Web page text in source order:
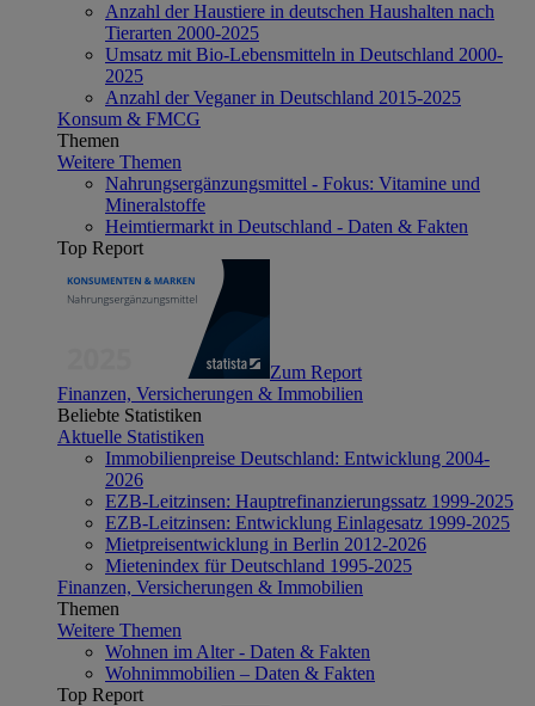
Anzahl der Haustiere in deutschen Haushalten nach
Tierarten 2000-2025
Umsatz mit Bio-Lebensmitteln in Deutschland 2000-
2025
Anzahl der Veganer in Deutschland 2015-2025
Konsum & FMCG
Themen
Weitere Themen
Nahrungsergänzungsmittel - Fokus: Vitamine und
Mineralstoffe
Heimtiermarkt in Deutschland - Daten & Fakten
Top Report
Zum Report
Finanzen, Versicherungen & Immobilien
Beliebte Statistiken
Aktuelle Statistiken
Immobilienpreise Deutschland: Entwicklung 2004-
2026
EZB-Leitzinsen: Hauptrefinanzierungssatz 1999-2025
EZB-Leitzinsen: Entwicklung Einlagesatz 1999-2025
Mietpreisentwicklung in Berlin 2012-2026
Mietenindex für Deutschland 1995-2025
Finanzen, Versicherungen & Immobilien
Themen
Weitere Themen
Wohnen im Alter - Daten & Fakten
Wohnimmobilien – Daten & Fakten
Top Report